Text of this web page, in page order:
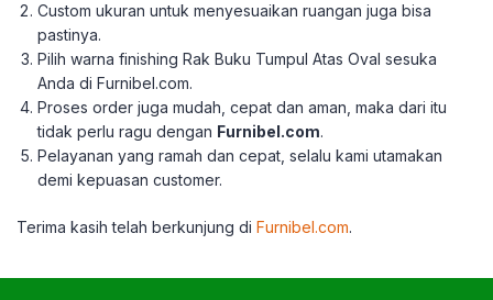
Custom ukuran untuk menyesuaikan ruangan juga bisa
pastinya.
Pilih warna finishing Rak Buku Tumpul Atas Oval sesuka
Anda di Furnibel.com.
Proses order juga mudah, cepat dan aman, maka dari itu
tidak perlu ragu dengan Furnibel.com.
Pelayanan yang ramah dan cepat, selalu kami utamakan
demi kepuasan customer.
Terima kasih telah berkunjung di Furnibel.com.